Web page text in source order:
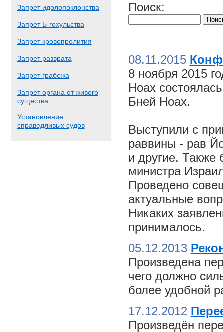
Запрет идолопоклонства
Запрет Б-гохульства
Запрет кровопролития
Запрет разврата
Запрет грабежа
Запрет органа от живого
существа
Установление
справедливых судов
Поиск:
08.11.2015
8 ноября 2015
Ноах
Бней Ноах.
Выступили с
раввины - рав
и другие. Также
министра
Проведено
актуальные
Никаких
принималось.
05.12.2013
Произведена
чего должно
более удобной
17.12.2012
Произведён